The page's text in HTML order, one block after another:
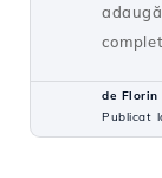
de Florin
Publicat